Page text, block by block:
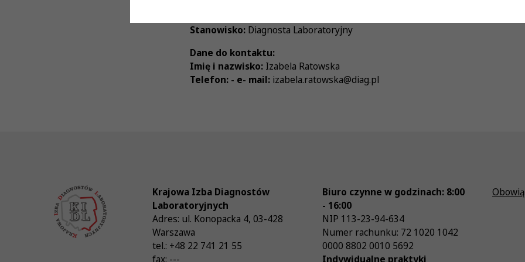
Stanowisko:Diagnosta Laboratoryjny
Dane do kontaktu:
Imię i nazwisko:Izabela Ratowska
Telefon: - e- mail:izabela.ratowska@diag.pl
Krajowa Izba Diagnostów
Laboratoryjnych
Adres: ul. Konopacka 4,03-428
Warszawa
tel.: +48 22 741 21 55
fax: ---
Biuro czynne w godzinach: 8:00
- 16:00
NIP 113-23-94-634
Numer rachunku: 72 1020 1042
0000 8802 0010 5692
Indywidualne praktyki